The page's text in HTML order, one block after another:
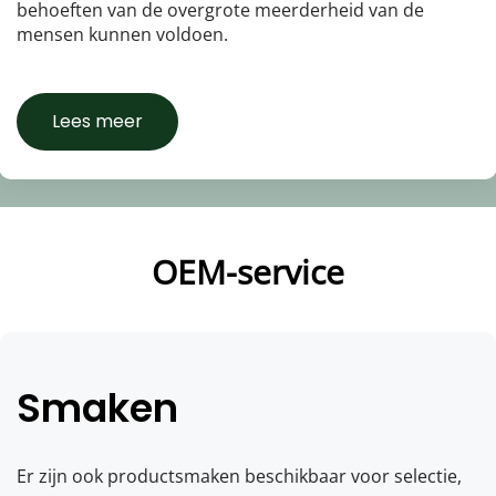
behoeften van de overgrote meerderheid van de
mensen kunnen voldoen.
Lees meer
OEM-service
Smaken
Er zijn ook productsmaken beschikbaar voor selectie,